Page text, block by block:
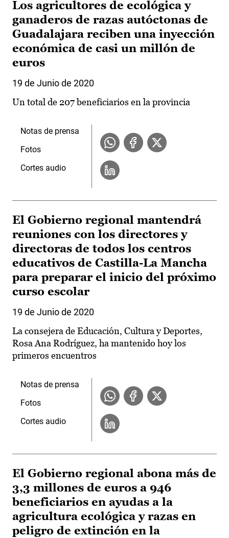
Los agricultores de ecológica y
ganaderos de razas autóctonas de
Guadalajara reciben una inyección
económica de casi un millón de
euros
19 de Junio de 2020
Un total de 207 beneficiarios en la provincia
Notas de prensa
Fotos
Cortes audio
El Gobierno regional mantendrá
reuniones con los directores y
directoras de todos los centros
educativos de Castilla-La Mancha
para preparar el inicio del próximo
curso escolar
19 de Junio de 2020
La consejera de Educación, Cultura y Deportes,
Rosa Ana Rodríguez, ha mantenido hoy los
primeros encuentros
Notas de prensa
Fotos
Cortes audio
El Gobierno regional abona más de
3,3 millones de euros a 946
beneficiarios en ayudas a la
agricultura ecológica y razas en
peligro de extinción en la